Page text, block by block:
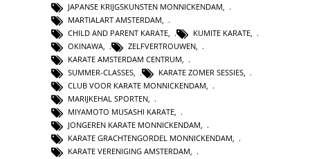
JAPANSE KRIJGSKUNSTEN MONNICKENDAM
MARTIALART AMSTERDAM
CHILD AND PARENT KARATE
KUMITE KARATE
OKINAWA
ZELFVERTROUWEN
KARATE AMSTERDAM CENTRUM
SUMMER-CLASSES
KARATE ZOMER SESSIES
CLUB VOOR KARATE MONNICKENDAM
MARIJKEHAL SPORTEN,
MIYAMOTO MUSASHI KARATE,
JONGEREN KARATE MONNICKENDAM,
KARATE GRACHTENGORDEL MONNICKENDAM,
KARATE VERENIGING AMSTERDAM,